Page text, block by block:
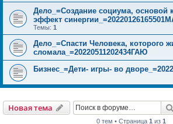
Дело_=Создание социума, основой
эффект
Темы: 1
Дело_=Спасти Человека, которого
сломала_=20220511202434ГАЮ
Бизнес_=Дети- игры- во
Новая тема
0 тем • Страница 1 из 1